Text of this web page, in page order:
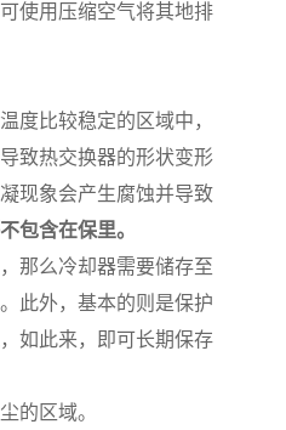
使用压缩空气将其地排
度比较稳定的区域中，
致热交换器的形状变形
现象会产生腐蚀并导致
包含在保里。
那么冷却器需要储存至
此外，基本的则是保护
如此来，即可长期保存
的区域。